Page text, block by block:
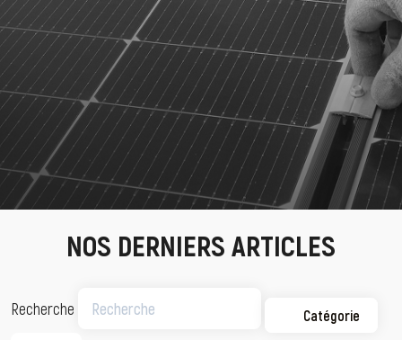
NOS DERNIERS ARTICLES
Recherche Catégorie